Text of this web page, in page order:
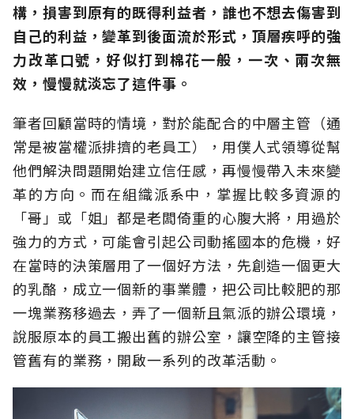
構，損害到原有的既得利益者，誰也不想去傷害到
自己的利益，變革到後面流於形式，頂層疾呼的強
力改革口號，好似打到棉花一般，一次、兩次無
效，慢慢就淡忘了這件事。
筆者回顧當時的情境，對於能配合的中層主管（通
常是被當權派排擠的老員工），用僕人式領導從幫
他們解決問題開始建立信任感，再慢慢帶入未來變
革的方向。而在組織派系中，掌握比較多資源的
「哥」或「姐」都是老闆倚重的心腹大將，用過於
強力的方式，可能會引起公司動搖國本的危機，好
在當時的決策層用了一個好方法，先創造一個更大
的乳酪，成立一個新的事業體，把公司比較肥的那
一塊業務移過去，弄了一個新且氣派的辦公環境，
說服原本的員工搬出舊的辦公室，讓空降的主管接
管舊有的業務，開啟一系列的改革活動。